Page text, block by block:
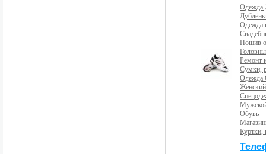
Одежда
Одежда
Пошив
Ремонт
Сумки,
Одежда
Обувь
Куртки,